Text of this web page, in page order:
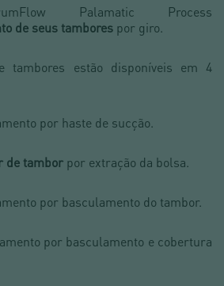
Palamatic Process
de seus tambores por giro.
tambores estão disponíveis em 4
por haste de sucção.
de tambor por extração da bolsa.
por basculamento do tambor.
por basculamento e cobertura